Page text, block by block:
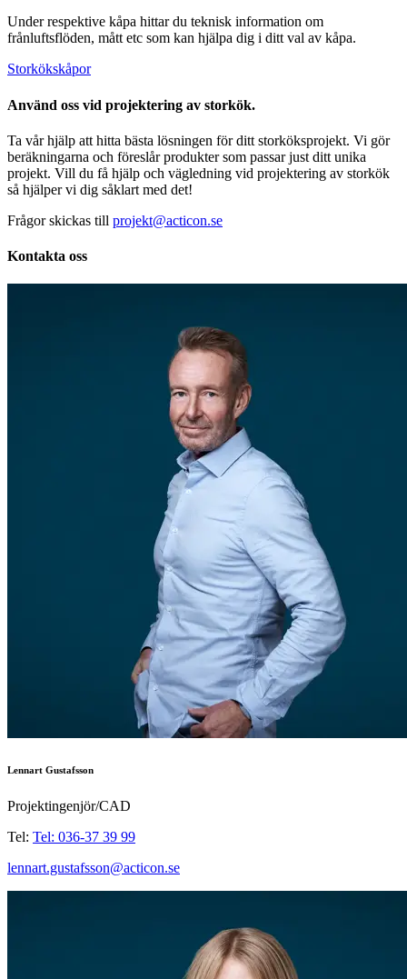
Under respektive kåpa hittar du teknisk information om
frånluftsflöden, mått etc som kan hjälpa dig i ditt val av kåpa.
Storkökskåpor
Använd oss vid projektering av storkök.
Ta vår hjälp att hitta bästa lösningen för ditt storköksprojekt. Vi gör
beräkningarna och föreslår produkter som passar just ditt unika
projekt. Vill du få hjälp och vägledning vid projektering av storkök
så hjälper vi dig såklart med det!
Frågor skickas till projekt@acticon.se
Kontakta oss
Lennart Gustafsson
Projektingenjör/CAD
Tel: Tel: 036-37 39 99
lennart.gustafsson@acticon.se